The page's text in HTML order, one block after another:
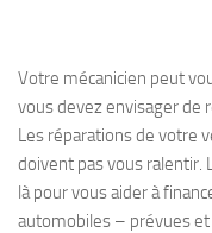
Votre mécanicien peut
vous devez envisager de
Les réparations de votre
doivent pas vous ralentir.
là pour vous aider à
automobiles – prévues